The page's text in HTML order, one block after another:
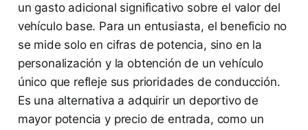
un gasto adicional significativo sobre el valor del
vehículo base. Para un entusiasta, el beneficio no
se mide solo en cifras de potencia, sino en la
personalización y la obtención de un vehículo
único que refleje sus prioridades de conducción.
Es una alternativa a adquirir un deportivo de
mayor potencia y precio de entrada, como un